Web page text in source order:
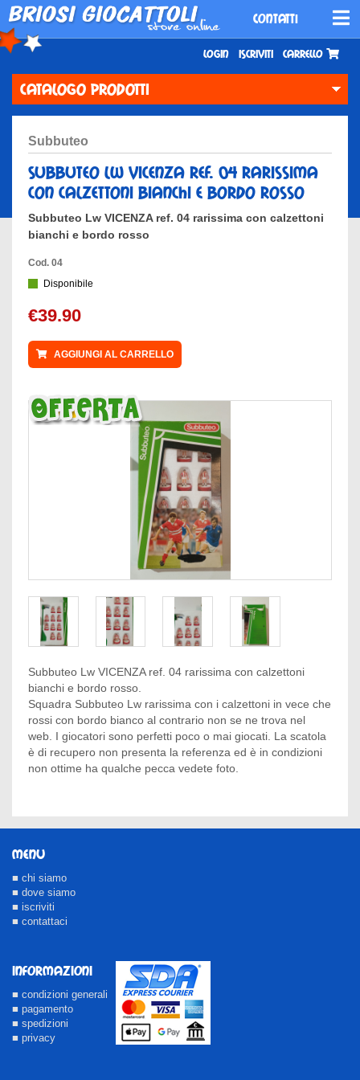
CONTATTI
CATALOGO PRODOTTI
Login Iscriviti Carrello
subbuteo
subbuteo lw vicenza ref. 04 rarissima
con calzettoni bianchi e bordo rosso
Subbuteo Lw VICENZA ref. 04 rarissima con calzettoni
bianchi e bordo rosso
Cod. 04
Disponibile
€39.90
AGGIUNGI AL CARRELLO
Subbuteo Lw VICENZA ref. 04 rarissima con calzettoni
bianchi e bordo rosso.
Squadra Subbuteo Lw rarissima con i calzettoni in vece che
rossi con bordo bianco al contrario non se ne trova nel
web. I giocatori sono perfetti poco o mai giocati. La scatola
è di recupero non presenta la referenza ed è in condizioni
non ottime ha qualche pecca vedete foto.
MENU
■ chi siamo
■ dove siamo
■ iscriviti
■ contattaci
INFORMAZIONI
■ condizioni generali
■ pagamento
■ spedizioni
■ privacy